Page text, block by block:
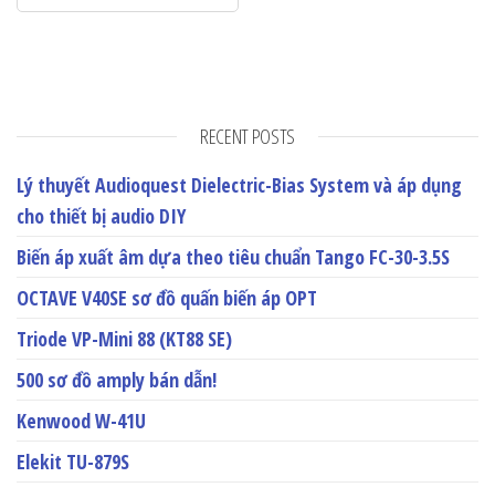
RECENT POSTS
Lý thuyết Audioquest Dielectric-Bias System và áp dụng
cho thiết bị audio DIY
Biến áp xuất âm dựa theo tiêu chuẩn Tango FC-30-3.5S
OCTAVE V40SE sơ đồ quấn biến áp OPT
Triode VP-Mini 88 (KT88 SE)
500 sơ đồ amply bán dẫn!
Kenwood W-41U
Elekit TU-879S